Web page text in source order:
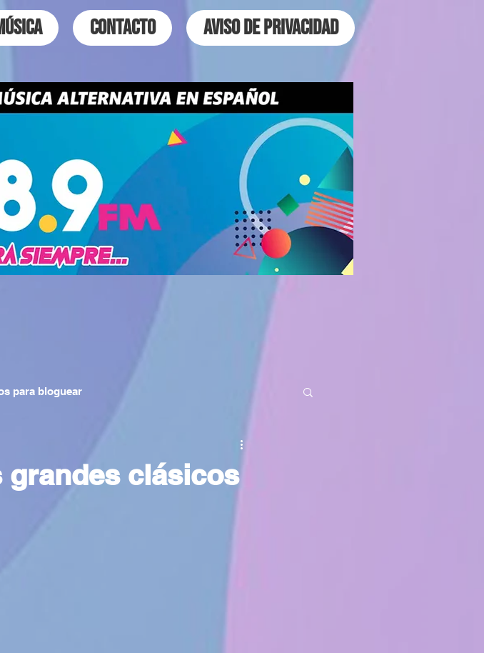
CONTACTO Aviso de Privacidad
para bloguear
clásicos